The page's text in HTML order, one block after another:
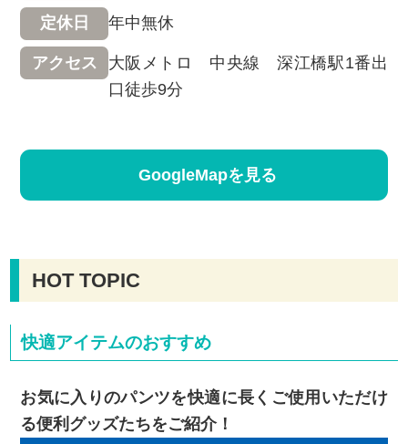
定休日 年中無休
アクセス
大阪メトロ 中央線 深江橋駅1番出
口徒歩9分
GoogleMapを見る
HOT TOPIC
快適アイテムのおすすめ
お気に入りのパンツを快適に長くご使用いただけ
る便利グッズたちをご紹介！